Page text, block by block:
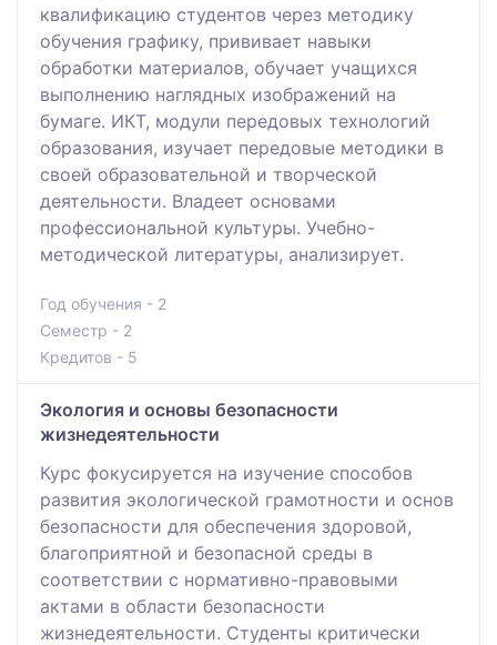
квалификацию студентов через методику
обучения графику, прививает навыки
обработки материалов, обучает учащихся
выполнению наглядных изображений на
бумаге. ИКТ, модули передовых технологий
образования, изучает передовые методики в
своей образовательной и творческой
деятельности. Владеет основами
профессиональной культуры. Учебно-
методической литературы, анализирует.
Год обучения - 2
Семестр - 2
Кредитов - 5
Экология и основы безопасности
жизнедеятельности
Курс фокусируется на изучение способов
развития экологической грамотности и основ
безопасности для обеспечения здоровой,
благоприятной и безопасной среды в
соответствии с нормативно-правовыми
актами в области безопасности
жизнедеятельности. Студенты критически